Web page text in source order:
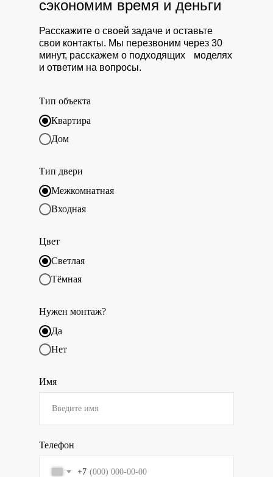
Тип объекта
Квартира
Дом
Тип двери
Межкомнатная
Входная
Цвет
Светлая
Тёмная
Нужен монтаж?
Да
Нет
Имя
Телефон
+7
Расскажите о своей задаче и оставьте
свои контакты. Мы перезвоним через 30
минут, расскажем о подходящих моделях
и ответим на вопросы.
сэкономим время и деньги